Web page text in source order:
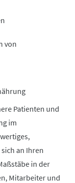
von
Patienten und
im
an Ihren
in der
Mitarbeiter und